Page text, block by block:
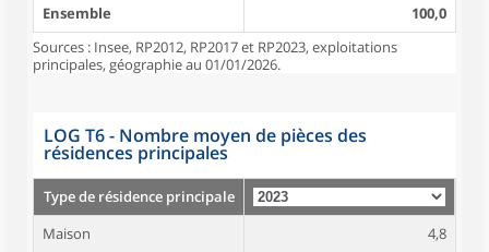
Ensemble
100,0
Sources : Insee, RP2012, RP2017 et RP2023, exploitations
principales, géographie au 01/01/2026.
LOG T6 - Nombre moyen de pièces des
résidences principales
Type de résidence principale
Maison
4,8